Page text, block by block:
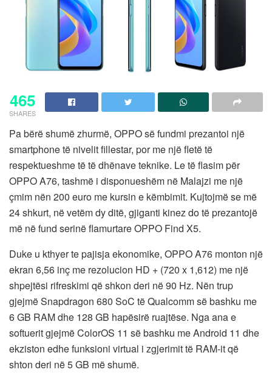
465
SHARES
Pa bërë shumë zhurmë, OPPO së fundmi prezantoi një
smartphone të nivelit fillestar, por me një fletë të
respektueshme të të dhënave teknike. Le të flasim për
OPPO A76, tashmë i disponueshëm në Malajzi me një
çmim nën 200 euro me kursin e këmbimit. Kujtojmë se më
24 shkurt, në vetëm dy ditë, gjiganti kinez do të prezantojë
më në fund serinë flamurtare OPPO Find X5.
Duke u kthyer te pajisja ekonomike, OPPO A76 monton një
ekran 6,56 inç me rezolucion HD + (720 x 1,612) me një
shpejtësi rifreskimi që shkon deri në 90 Hz. Nën trup
gjejmë Snapdragon 680 SoC të Qualcomm së bashku me
6 GB RAM dhe 128 GB hapësirë ​​ruajtëse. Nga ana e
softuerit gjejmë ColorOS 11 së bashku me Android 11 dhe
ekziston edhe funksioni virtual i zgjerimit të RAM-it që
shton deri në 5 GB më shumë.